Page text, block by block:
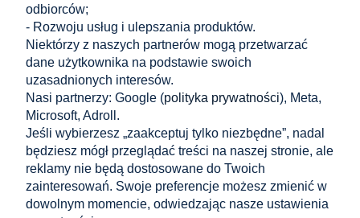
Zakupy
Pomoc
Moje konto
Informacje
KONTAKT
Altamira Sp. z o. o.
odbiorców;
- Rozwoju usług i ulepszania produktów.
Niektórzy z naszych partnerów mogą przetwarzać
dane użytkownika na podstawie swoich
uzasadnionych interesów.
Nasi partnerzy: Google (polityka prywatności), Meta,
Microsoft, Adroll.
Jeśli wybierzesz „zaakceptuj tylko niezbędne”, nadal
będziesz mógł przeglądać treści na naszej stronie, ale
reklamy nie będą dostosowane do Twoich
zainteresowań. Swoje preferencje możesz zmienić w
dowolnym momencie, odwiedzając nasze ustawienia